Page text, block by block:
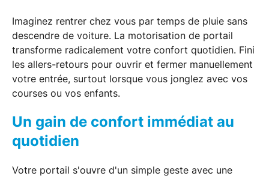
Imaginez rentrer chez vous par temps de pluie sans
descendre de voiture. La motorisation de portail
transforme radicalement votre confort quotidien. Fini
les allers-retours pour ouvrir et fermer manuellement
votre entrée, surtout lorsque vous jonglez avec vos
courses ou vos enfants.
Un gain de confort immédiat au
quotidien
Votre portail s'ouvre d'un simple geste avec une